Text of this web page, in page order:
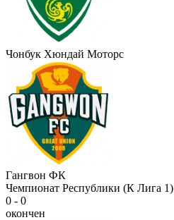
Чонбук Хюндай Моторс
Гангвон ФК
Чемпионат Республики (К Лига 1)
0 - 0
окончен